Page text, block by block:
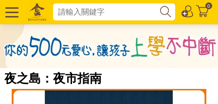
0
夜之島：夜市指南